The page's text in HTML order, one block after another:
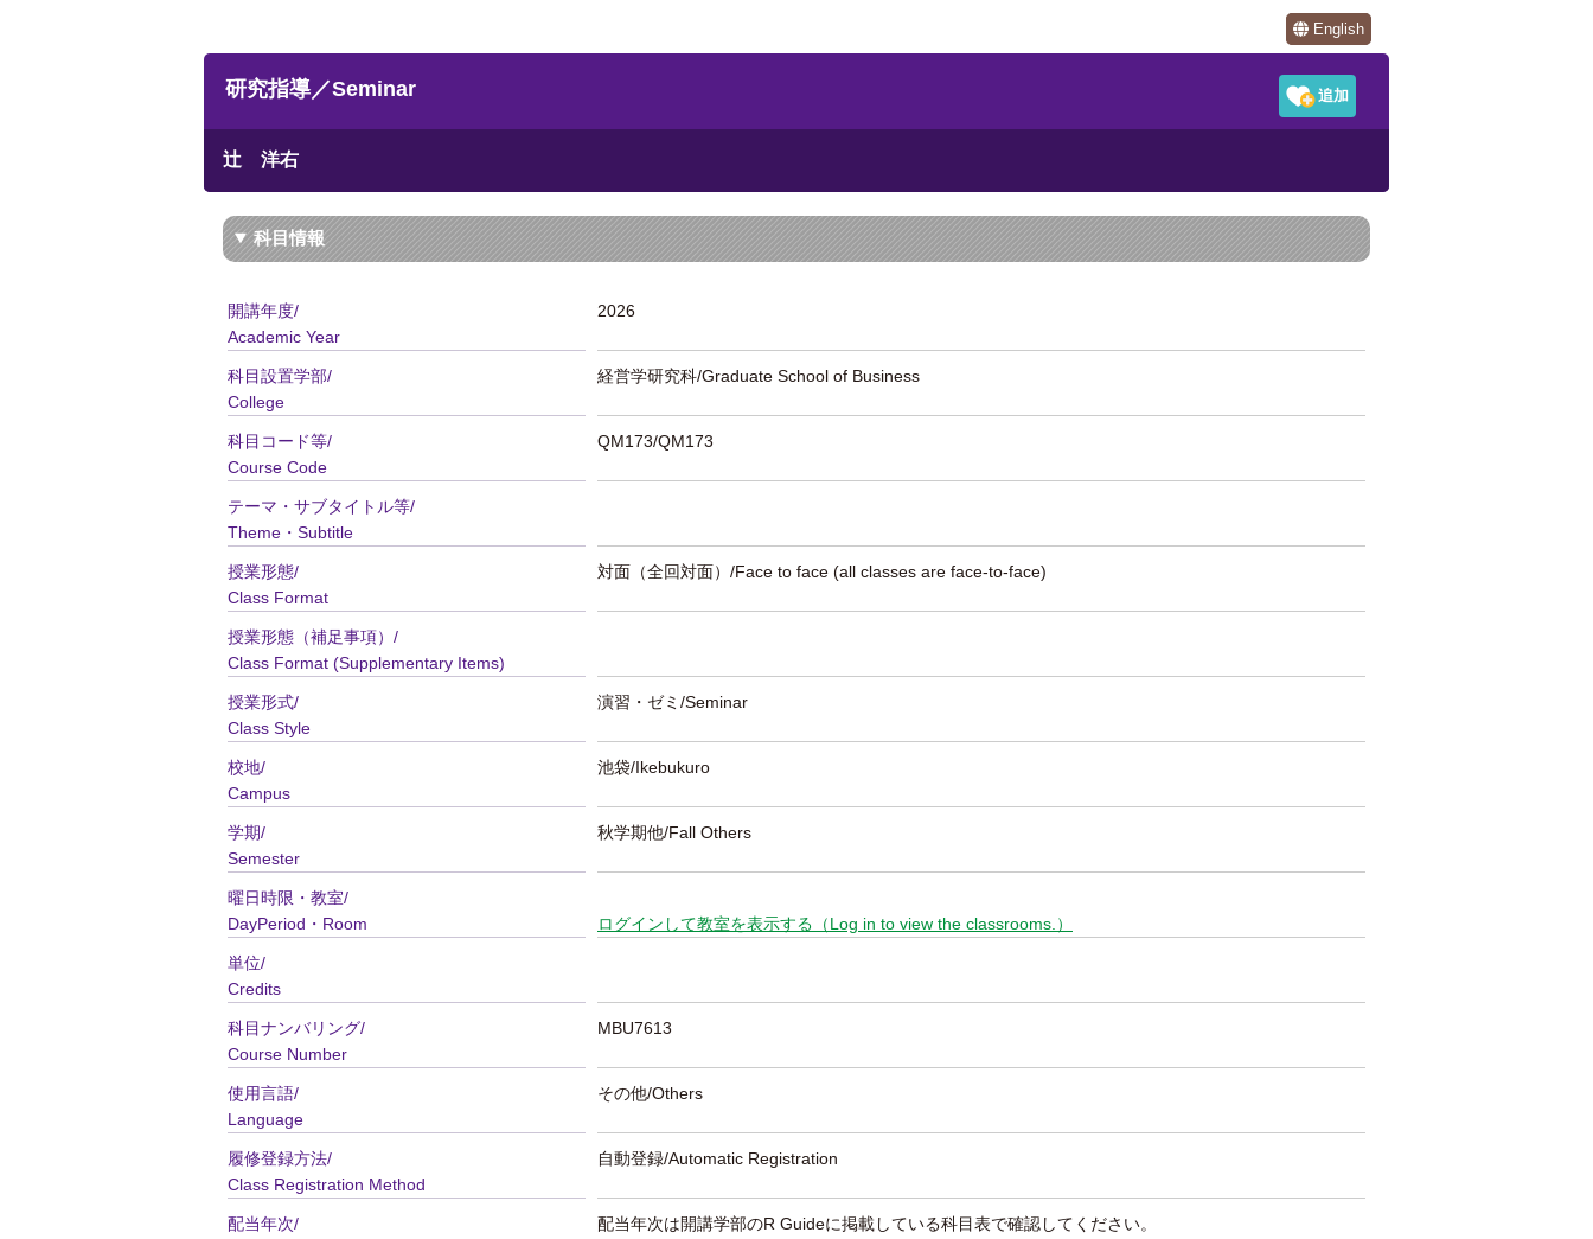
English
研究指導／Seminar
辻 洋右
科目情報
開講年度/
Academic Year
2026
科目設置学部/
College
経営学研究科/Graduate School of Business
科目コード等/
Course Code
QM173/QM173
テーマ・サブタイトル等/
Theme・Subtitle
授業形態/
Class Format
対面（全回対面）/Face to face (all classes are face-to-face)
授業形態（補足事項）/
Class Format (Supplementary Items)
授業形式/
Class Style
演習・ゼミ/Seminar
校地/
Campus
池袋/Ikebukuro
学期/
Semester
秋学期他/Fall Others
曜日時限・教室/
DayPeriod・Room
ログインして教室を表示する（Log in to view the classrooms.）
単位/
Credits
科目ナンバリング/
Course Number
MBU7613
使用言語/
Language
その他/Others
履修登録方法/
Class Registration Method
自動登録/Automatic Registration
配当年次/
配当年次は開講学部のR Guideに掲載している科目表で確認してください。